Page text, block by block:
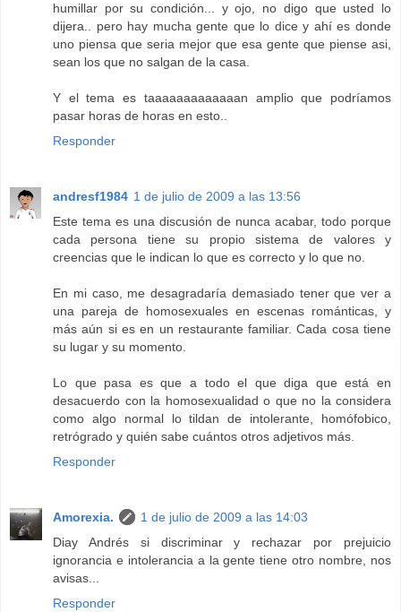
humillar por su condición... y ojo, no digo que usted lo
dijera.. pero hay mucha gente que lo dice y ahí es donde
uno piensa que seria mejor que esa gente que piense asi,
sean los que no salgan de la casa.
Y el tema es taaaaaaaaaaaaan amplio que podríamos
pasar horas de horas en esto..
Responder
andresf1984 1 de julio de 2009 a las 13:56
Este tema es una discusión de nunca acabar, todo porque
cada persona tiene su propio sistema de valores y
creencias que le indican lo que es correcto y lo que no.
En mi caso, me desagradaría demasiado tener que ver a
una pareja de homosexuales en escenas románticas, y
más aún si es en un restaurante familiar. Cada cosa tiene
su lugar y su momento.
Lo que pasa es que a todo el que diga que está en
desacuerdo con la homosexualidad o que no la considera
como algo normal lo tildan de intolerante, homófobico,
retrógrado y quién sabe cuántos otros adjetivos más.
Responder
Amorexia.
1 de julio de 2009 a las 14:03
Diay Andrés si discriminar y rechazar por prejuicio
ignorancia e intolerancia a la gente tiene otro nombre, nos
avisas...
Responder